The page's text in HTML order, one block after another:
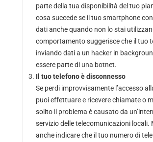
parte della tua disponibilità del tuo
cosa succede se il tuo smartphone
dati anche quando non lo stai
comportamento suggerisce che il tuo
inviando dati a un hacker in
essere parte di una botnet.
Il tuo telefono è disconnesso
Se perdi improvvisamente l’accesso
puoi effettuare e ricevere chiamate o
solito il problema è causato da
servizio delle telecomunicazioni locali.
anche indicare che il tuo numero di